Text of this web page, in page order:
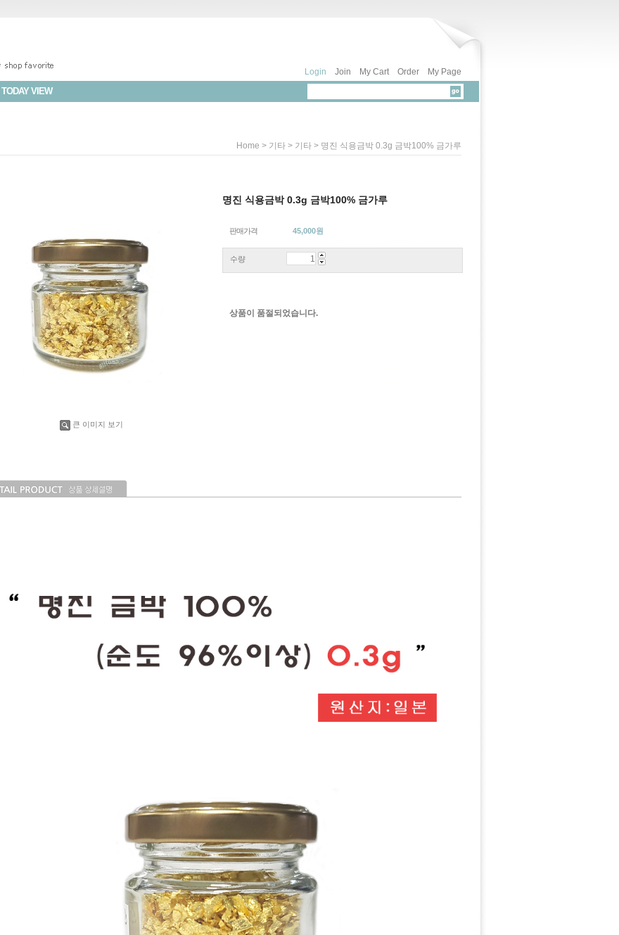
Login Join My Cart Order My Page
TODAY VIEW
Home > 기타 > 기타 > 명진 식용금박 0.3g 금박100% 금가루
큰 이미지 보기
명진 식용금박 0.3g 금박100% 금가루
판매가격 45,000원
수량
상품이 품절되었습니다.